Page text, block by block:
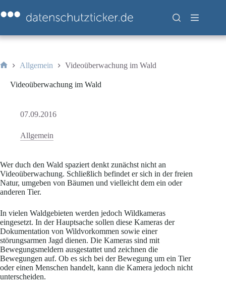
Inhalt
springen
Allgemein Videoüberwachung im Wald
Videoüberwachung im Wald
07.09.2016
Allgemein
Wer duch den Wald spaziert denkt zunächst nicht an
Videoüberwachung. Schließlich befindet er sich in der freien
Natur, umgeben von Bäumen und vielleicht dem ein oder
anderen Tier.
In vielen Waldgebieten werden jedoch Wildkameras
eingesetzt. In der Hauptsache sollen diese Kameras der
Dokumentation von Wildvorkommen sowie einer
störungsarmen Jagd dienen. Die Kameras sind mit
Bewegungsmeldern ausgestattet und zeichnen die
Bewegungen auf. Ob es sich bei der Bewegung um ein Tier
oder einen Menschen handelt, kann die Kamera jedoch nicht
unterscheiden.